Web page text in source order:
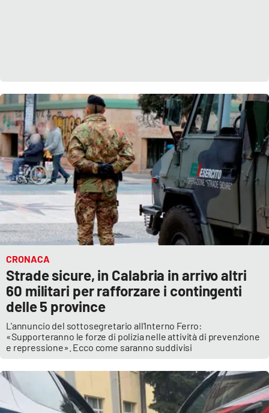
CRONACA
Strade sicure, in Calabria in arrivo altri
60 militari per rafforzare i contingenti
delle 5 province
L'annuncio del sottosegretario all'Interno Ferro:
«Supporteranno le forze di polizia nelle attività di prevenzione
e repressione». Ecco come saranno suddivisi